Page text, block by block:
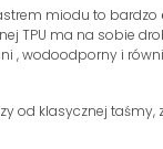
miodu to bardzo
TPU ma na sobie
, wodoodporny i
od klasycznej taśmy,